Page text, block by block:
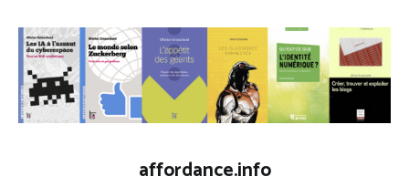
contenu
affordance.info